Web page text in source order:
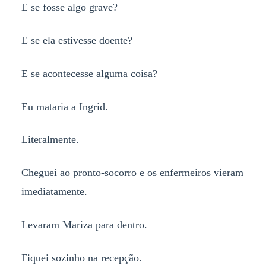
E se fosse algo grave?
E se ela estivesse doente?
E se acontecesse alguma coisa?
Eu mataria a Ingrid.
Literalmente.
Cheguei ao pronto-socorro e os enfermeiros vieram
imediatamente.
Levaram Mariza para dentro.
Fiquei sozinho na recepção.